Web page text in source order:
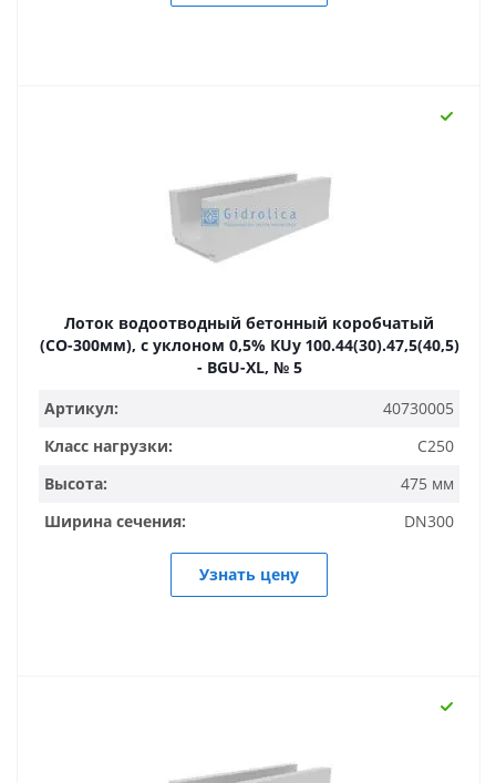
Лоток водоотводный бетонный коробчатый
(СО-300мм), с уклоном 0,5% КUу 100.44(30).47,5(40,5)
- BGU-XL, № 5
Артикул:
40730005
Класс нагрузки:
C250
Высота:
475 мм
Ширина сечения:
DN300
Узнать цену